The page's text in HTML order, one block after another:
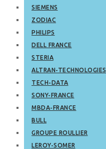
SIEMENS
ZODIAC
PHILIPS
DELL FRANCE
STERIA
ALTRAN-TECHNOLOGIES
TECH-DATA
SONY-FRANCE
MBDA-FRANCE
BULL
GROUPE ROULLIER
LEROY-SOMER